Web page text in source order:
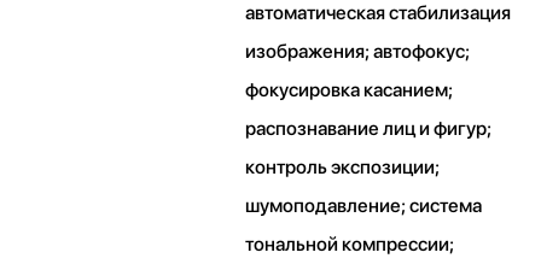
автоматическая стабилизация
изображения; автофокус;
фокусировка касанием;
распознавание лиц и фигур;
контроль экспозиции;
шумоподавление; система
тональной компрессии;